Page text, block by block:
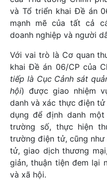
và Tổ triển khai Đề án
mạnh mẽ của tất cả
doanh nghiệp và người
Với vai trò là Cơ quan
khai Đề án 06/CP của
tiếp là Cục Cảnh sát
hội) được giao nhiệm
danh và xác thực điện
dụng để định danh
trường số, thực hiện
trường điện tử, cũng
tử, giao dịch thương
giản, thuận tiện đem lại
và xã hội.